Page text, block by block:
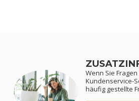
Wenn Sie
Kundenservice-
häufig gestellte